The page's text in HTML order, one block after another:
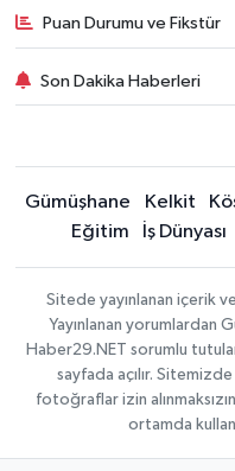
Puan Durumu ve Fikstür
Son Dakika Haberleri
Gümüşhane Kelkit
Eğitim
İş Dünyası
Sitede yayınlanan içerik
Yayınlanan yorumlardan
Haber29.NET sorumlu
sayfada açılır.
fotoğraflar izin
ortamda